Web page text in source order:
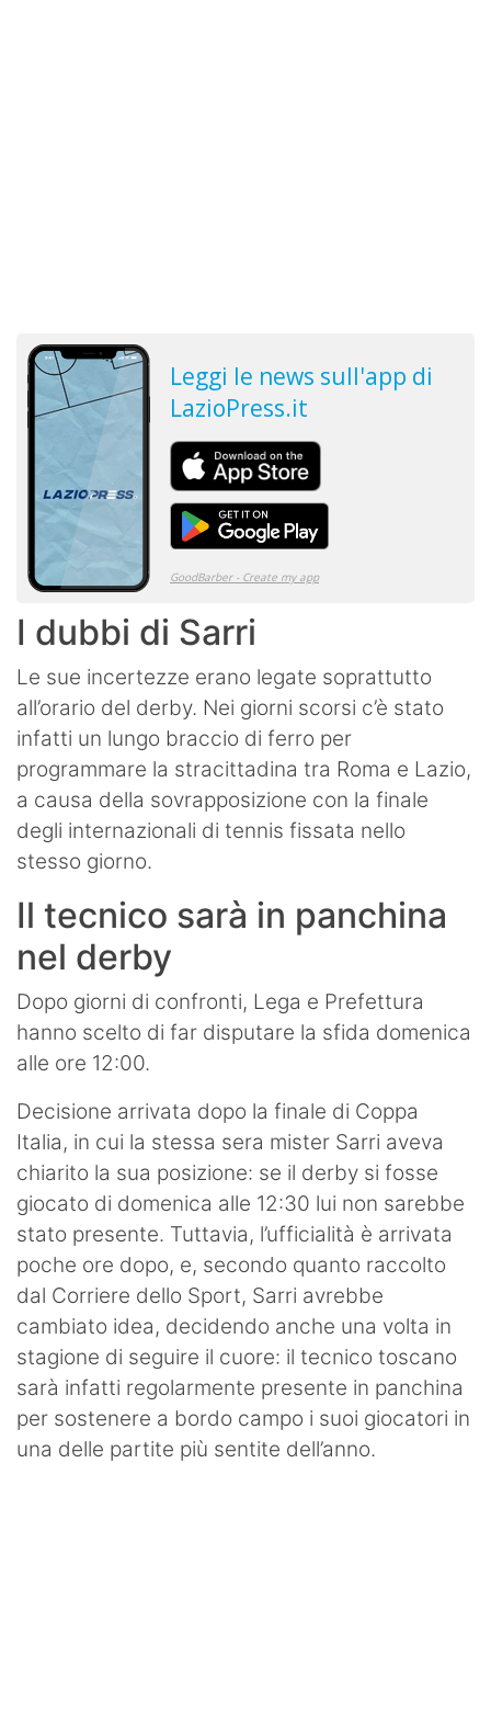
I dubbi di Sarri
Le sue incertezze erano legate soprattutto
all’orario del derby. Nei giorni scorsi c’è stato
infatti un lungo braccio di ferro per
programmare la stracittadina tra Roma e Lazio,
a causa della sovrapposizione con la finale
degli internazionali di tennis fissata nello
stesso giorno.
Il tecnico sarà in panchina
nel derby
Dopo giorni di confronti, Lega e Prefettura
hanno scelto di far disputare la sfida domenica
alle ore 12:00.
Decisione arrivata dopo la finale di Coppa
Italia, in cui la stessa sera mister Sarri aveva
chiarito la sua posizione: se il derby si fosse
giocato di domenica alle 12:30 lui non sarebbe
stato presente. Tuttavia, l’ufficialità è arrivata
poche ore dopo, e, secondo quanto raccolto
dal Corriere dello Sport, Sarri avrebbe
cambiato idea, decidendo anche una volta in
stagione di seguire il cuore: il tecnico toscano
sarà infatti regolarmente presente in panchina
per sostenere a bordo campo i suoi giocatori in
una delle partite più sentite dell’anno.